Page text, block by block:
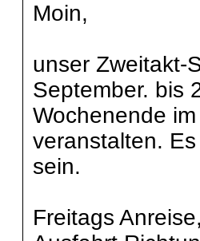
Moin,
unser Zweitakt-
September. bis
Wochenende
veranstalten.
sein.
Freitags